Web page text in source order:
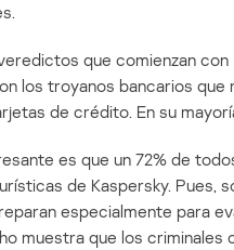
que comienzan con
los troyanos bancarios
de crédito. En su
es que un 72% de
de Kaspersky. Pues,
especialmente para
muestra que los